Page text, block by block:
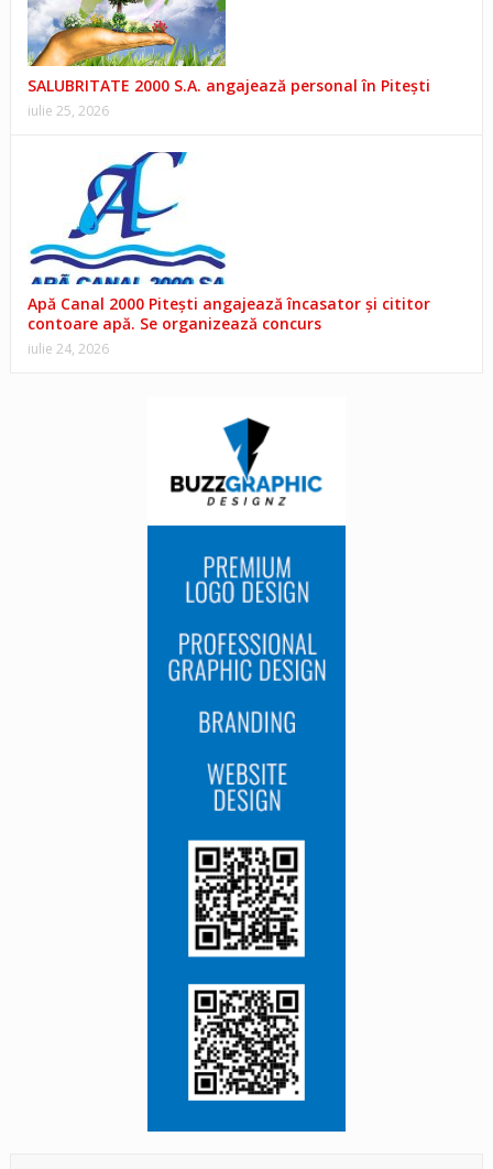
SALUBRITATE 2000 S.A. angajează personal în Pitești
iulie 25, 2026
Apă Canal 2000 Pitești angajează încasator și cititor
contoare apă. Se organizează concurs
iulie 24, 2026